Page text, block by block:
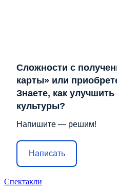
Сложности с
карты» или
Знаете, как
культуры?
Напишите — решим!
Написать
Спектакли